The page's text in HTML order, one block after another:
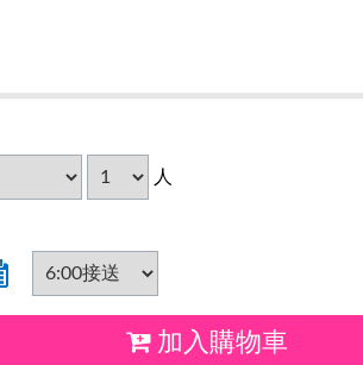
人
加入購物車